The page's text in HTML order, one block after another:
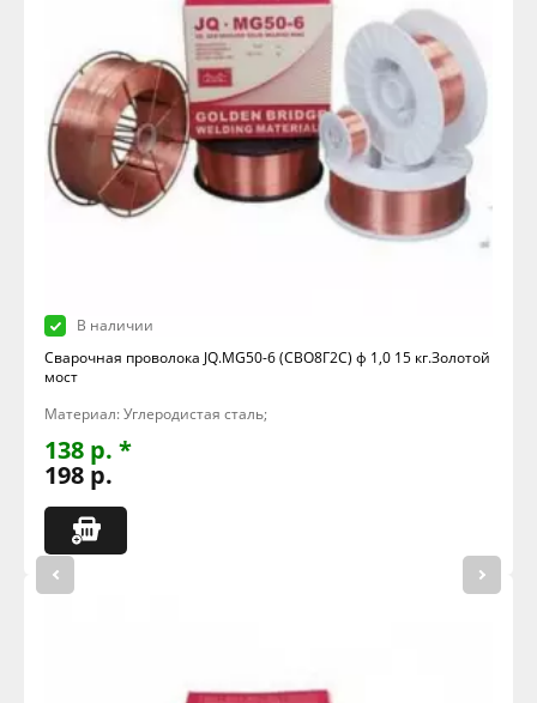
В наличии
Сварочная проволока JQ.MG50-6 (СВО8Г2С) ф 1,0 15 кг.Золотой
мост
Материал: Углеродистая сталь;
138 р. *
198 р.